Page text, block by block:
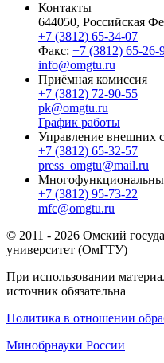
Контакты
644050, Российская
+7 (3812) 65-34-07
Факс: +7 (3812) 65-26-
info@omgtu.ru
Приёмная комиссия
+7 (3812) 72-90-55
pk@omgtu.ru
График работы
Управление внешних
+7 (3812) 65-32-57
press_omgtu@mail.ru
+7 (3812) 95-73-22
mfc@omgtu.ru
© 2011 - 2026 Омский
университет (ОмГТУ)
При использовании
источник обязательна
Политика в отношении
Минобрнауки России